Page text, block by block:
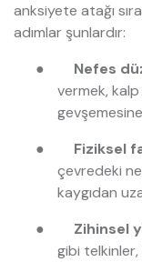
anksiyete atağı
adımlar şunlardır:
●
Nefes
vermek, kalp
●
Fiziksel
çevredeki
kaygıdan
●
Zihinsel
gibi